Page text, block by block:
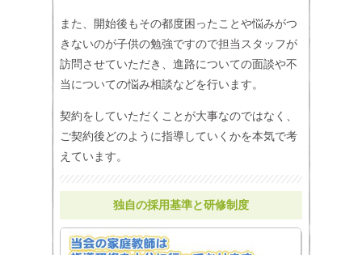
また、開始後もその都度困ったことや悩みがつ
きないのが子供の勉強ですので担当スタッフが
訪問させていただき、進路についての面談や不
当についての悩み相談などを行います。
契約をしていただくことが大事なのではなく、
ご契約後どのように指導していくかを本気で考
えています。
独自の採用基準と研修制度